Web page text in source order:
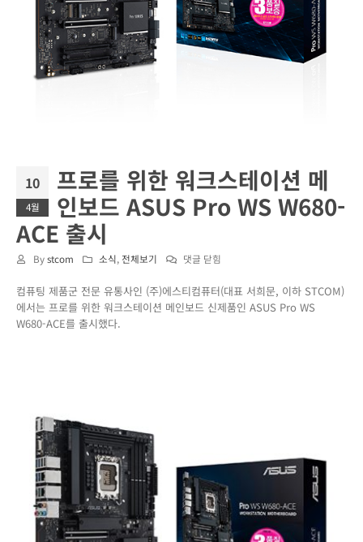
10
4월
프로를 위한 워크스테이션 메
인보드 ASUS Pro WS W680-
ACE 출시
Bystcom 소식, 전체보기
프
를
위
보
드
ASUS
Pro
WS
댓글 닫힘
컴퓨팅 제품군 전문 유통사인 (주)에스티컴퓨터(대표 서희문, 이하 STCOM)
에서는 프로를 위한 워크스테이션 메인보드 신제품인 ASUS Pro WS
W680-ACE를 출시했다.